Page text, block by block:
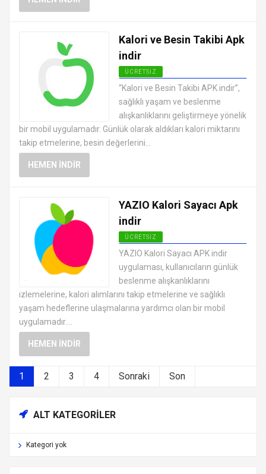
Kalori ve Besin Takibi Apk
indir
ÜCRETSIZ
ANDROID SAĞLIK VE FITNESS
UYGULAMALARI APK
“Kalori ve Besin Takibi APK indir”,
sağlıklı yaşam ve beslenme
alışkanlıklarını geliştirmeye yönelik
bir mobil uygulamadır. Günlük olarak aldıkları kalori miktarını
takip etmelerine, besin değerlerini...
HEMEN İNDIR
YAZIO Kalori Sayacı Apk
indir
ÜCRETSIZ
ANDROID SAĞLIK VE FITNESS
UYGULAMALARI APK
YAZIO Kalori Sayacı APK indir
uygulaması, kullanıcıların günlük
beslenme alışkanlıklarını
izlemelerine, kalori alımlarını takip etmelerine ve sağlıklı
yaşam hedeflerine ulaşmalarına yardımcı olan bir mobil
uygulamadır....
HEMEN İNDIR
1 2 3 4 Sonraki Son
ALT KATEGORILER
Kategori yok